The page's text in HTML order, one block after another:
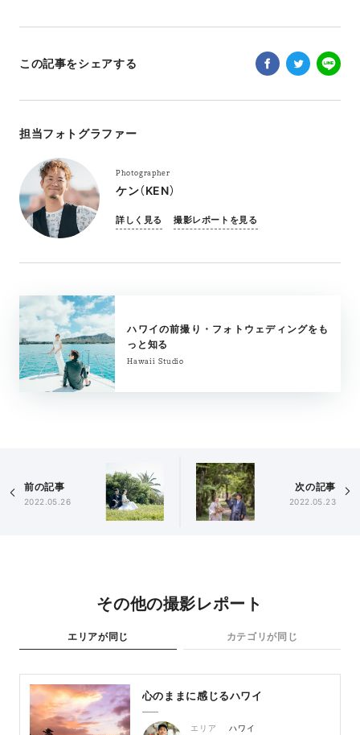
この記事をシェアする
担当フォトグラファー
Photographer
ケン（KEN）
詳しく見る 撮影レポートを見る
ハワイの前撮り・フォトウェディングをも
っと知る
Hawaii Studio
前の記事
2022.05.26
次の記事
2022.05.23
その他の撮影レポート
エリアが同じ カテゴリが同じ
心のままに感じるハワイ
エリア
ハワイ